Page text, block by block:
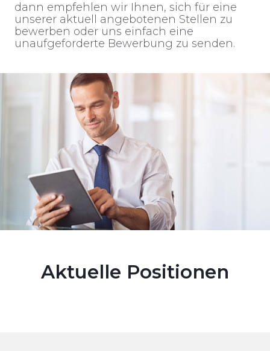
dann empfehlen wir Ihnen, sich für eine
unserer aktuell angebotenen Stellen zu
bewerben oder uns einfach eine
unaufgeforderte Bewerbung zu senden.
Aktuelle Positionen